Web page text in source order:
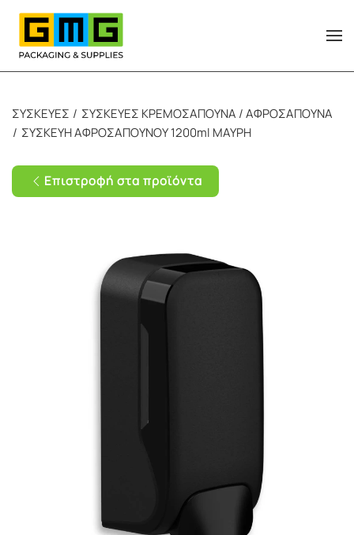
Skip to main content
ΣΥΣΚΕΥΕΣ
ΣΥΣΚΕΥΕΣ ΚΡΕΜΟΣΑΠΟΥΝΑ / ΑΦΡΟΣΑΠΟΥΝΑ
ΣΥΣΚΕΥΗ ΑΦΡΟΣΑΠΟΥΝΟΥ 1200ml ΜΑΥΡΗ
Επιστροφή στα προϊόντα